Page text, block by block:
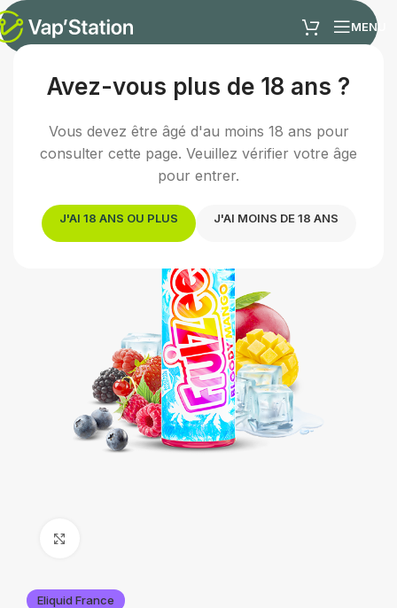
Avez-vous plus de 18 ans ?
Vous devez être âgé d'au moins 18 ans pour
consulter cette page. Veuillez vérifier votre âge
pour entrer.
J'AI 18 ANS OU PLUS J'AI MOINS DE 18 ANS
MENU
Accueil /E-liquides/E-liquide fruité
Eliquid France